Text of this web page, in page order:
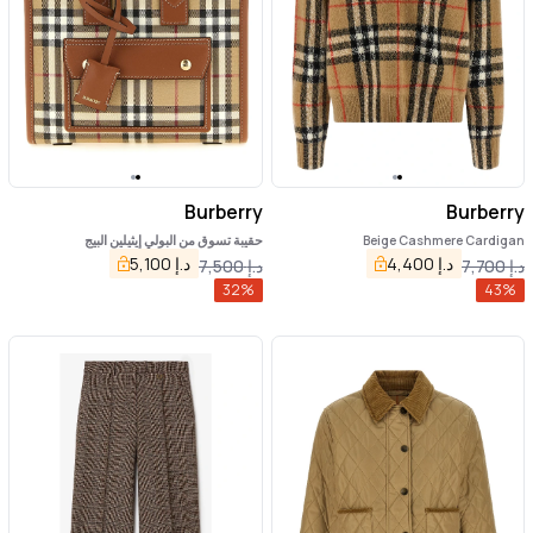
Burberry
Beige Cashmere Cardigan
د.إ7,700 د.إ 4,400
43%
Burberry
حقيبة تسوق من البولي إيثيلين البيج
د.إ7,500 د.إ 5,100
32%